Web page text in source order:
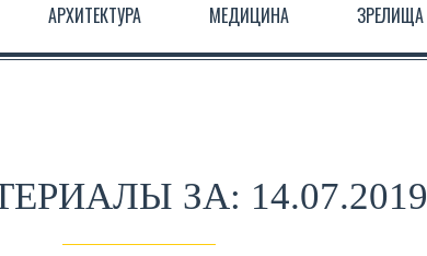
АРХИТЕКТУРА МЕДИЦИНА ЗРЕЛИЩА
ЗА: 14.07.2019